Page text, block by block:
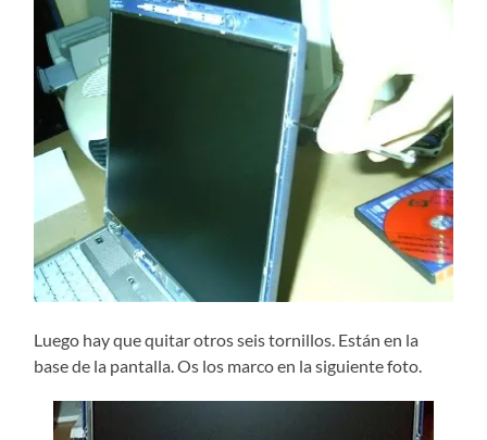
Luego hay que quitar otros seis tornillos. Están en la
base de la pantalla. Os los marco en la siguiente foto.